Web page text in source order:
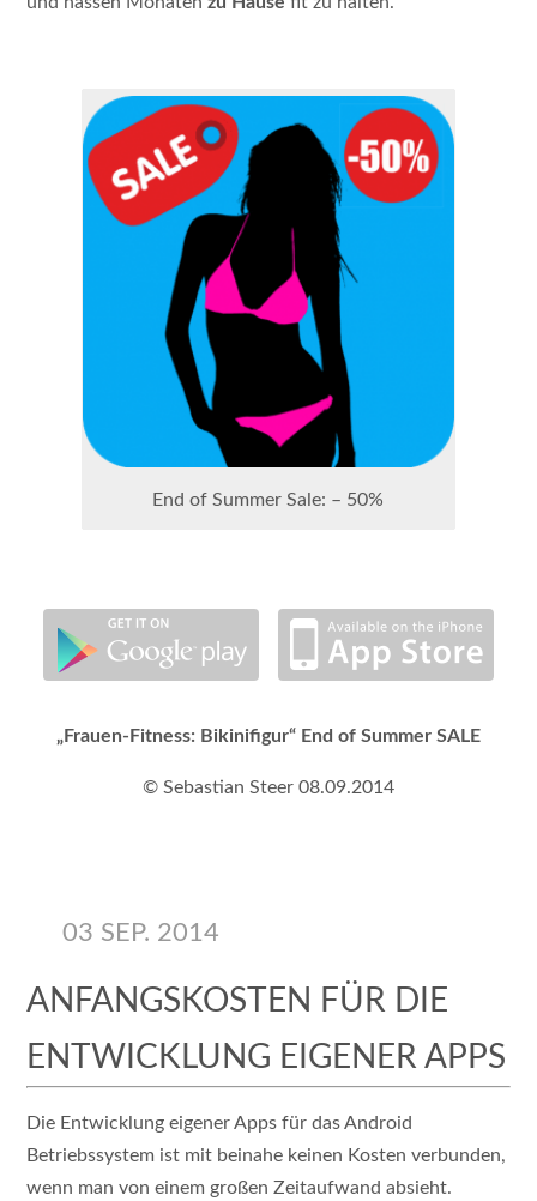
End of Summer Sale: – 50%
„Frauen-Fitness: Bikinifigur“ End of Summer SALE
© Sebastian Steer 08.09.2014
03 SEP. 2014
ANFANGSKOSTEN FÜR DIE
ENTWICKLUNG EIGENER APPS
Die Entwicklung eigener Apps für das Android
Betriebssystem ist mit beinahe keinen Kosten verbunden,
wenn man von einem großen Zeitaufwand absieht.